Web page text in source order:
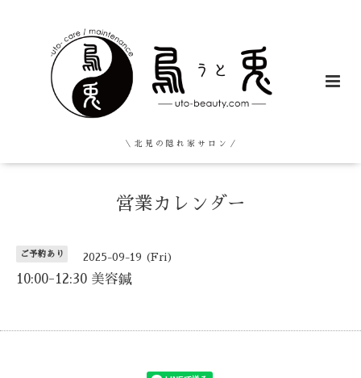
＼ 北 見 の 隠 れ 家 サ ロ ン ／
営業カレンダー
ご予約あり 2025-09-19 (Fri)
10:00-12:30 美容鍼